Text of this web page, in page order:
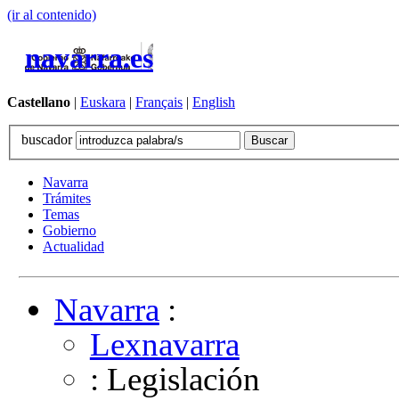
(ir al contenido)
navarra.es
Castellano | Euskara | Français | English
buscador
Navarra
Trámites
Temas
Gobierno
Actualidad
Navarra:
Lexnavarra
: Legislación